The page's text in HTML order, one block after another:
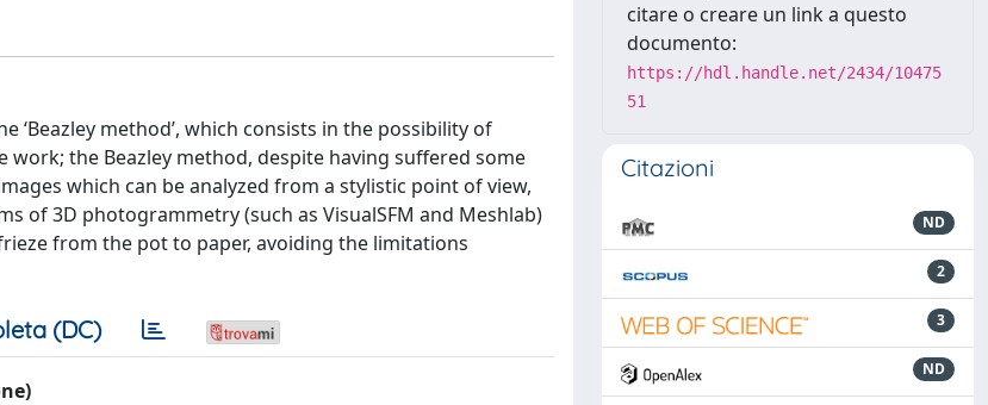
method’, which consists in the possibility of
work; the Beazley method, despite having suffered some
which can be analyzed from a stylistic point of view,
of 3D photogrammetry (such as VisualSFM and Meshlab)
from the pot to paper, avoiding the limitations
(DC)
citare o creare un link a questo
documento:
https://hdl.handle.net/2434/10475
51
Citazioni
ND
2
3
ND